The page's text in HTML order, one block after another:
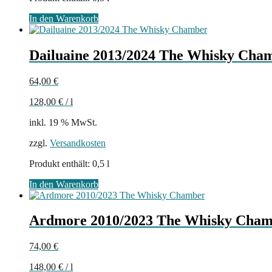
In den Warenkorb
Dailuaine 2013/2024 The Whisky
64,00 €
128,00 € /l
inkl. 19 % MwSt.
zzgl. Versandkosten
Produkt enthält: 0,5 l
In den Warenkorb
Ardmore 2010/2023 The Whisky
74,00 €
148,00 € /l